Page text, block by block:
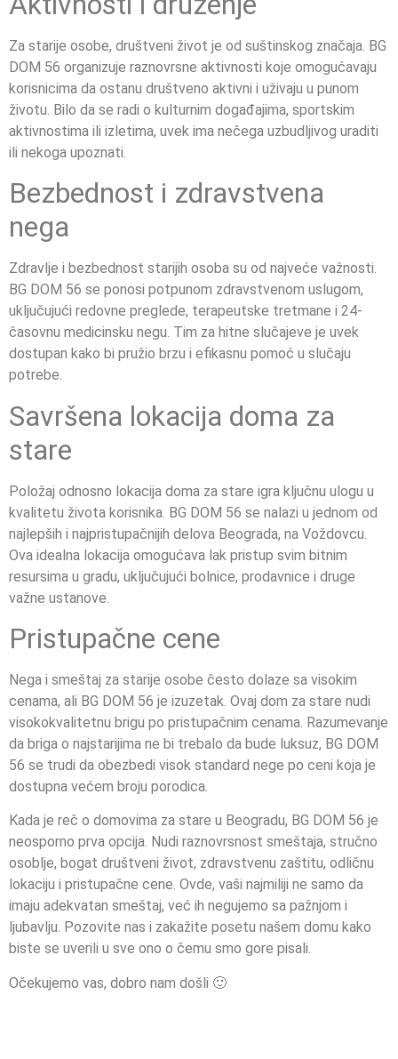
Za starije osobe, društveni život je od suštinskog značaja. BG
DOM 56 organizuje raznovrsne aktivnosti koje omogućavaju
korisnicima da ostanu društveno aktivni i uživaju u punom
životu. Bilo da se radi o kulturnim događajima, sportskim
aktivnostima ili izletima, uvek ima nečega uzbudljivog uraditi
ili nekoga upoznati.
Bezbednost i zdravstvena
nega
Zdravlje i bezbednost starijih osoba su od najveće važnosti.
BG DOM 56 se ponosi potpunom zdravstvenom uslugom,
uključujući redovne preglede, terapeutske tretmane i 24-
časovnu medicinsku negu. Tim za hitne slučajeve je uvek
dostupan kako bi pružio brzu i efikasnu pomoć u slučaju
potrebe.
Savršena lokacija doma za
stare
Položaj odnosno lokacija doma za stare igra ključnu ulogu u
kvalitetu života korisnika. BG DOM 56 se nalazi u jednom od
najlepših i najpristupačnijih delova Beograda, na Voždovcu.
Ova idealna lokacija omogućava lak pristup svim bitnim
resursima u gradu, uključujući bolnice, prodavnice i druge
važne ustanove.
Pristupačne cene
Nega i smeštaj za starije osobe često dolaze sa visokim
cenama, ali BG DOM 56 je izuzetak. Ovaj dom za stare nudi
visokokvalitetnu brigu po pristupačnim cenama. Razumevanje
da briga o najstarijima ne bi trebalo da bude luksuz, BG DOM
56 se trudi da obezbedi visok standard nege po ceni koja je
dostupna većem broju porodica.
Kada je reč o domovima za stare u Beogradu, BG DOM 56 je
neosporno prva opcija. Nudi raznovrsnost smeštaja, stručno
osoblje, bogat društveni život, zdravstvenu zaštitu, odličnu
lokaciju i pristupačne cene. Ovde, vaši najmiliji ne samo da
imaju adekvatan smeštaj, već ih negujemo sa pažnjom i
ljubavlju. Pozovite nas i zakažite posetu našem domu kako
biste se uverili u sve ono o čemu smo gore pisali.
Očekujemo vas, dobro nam došli 🙂